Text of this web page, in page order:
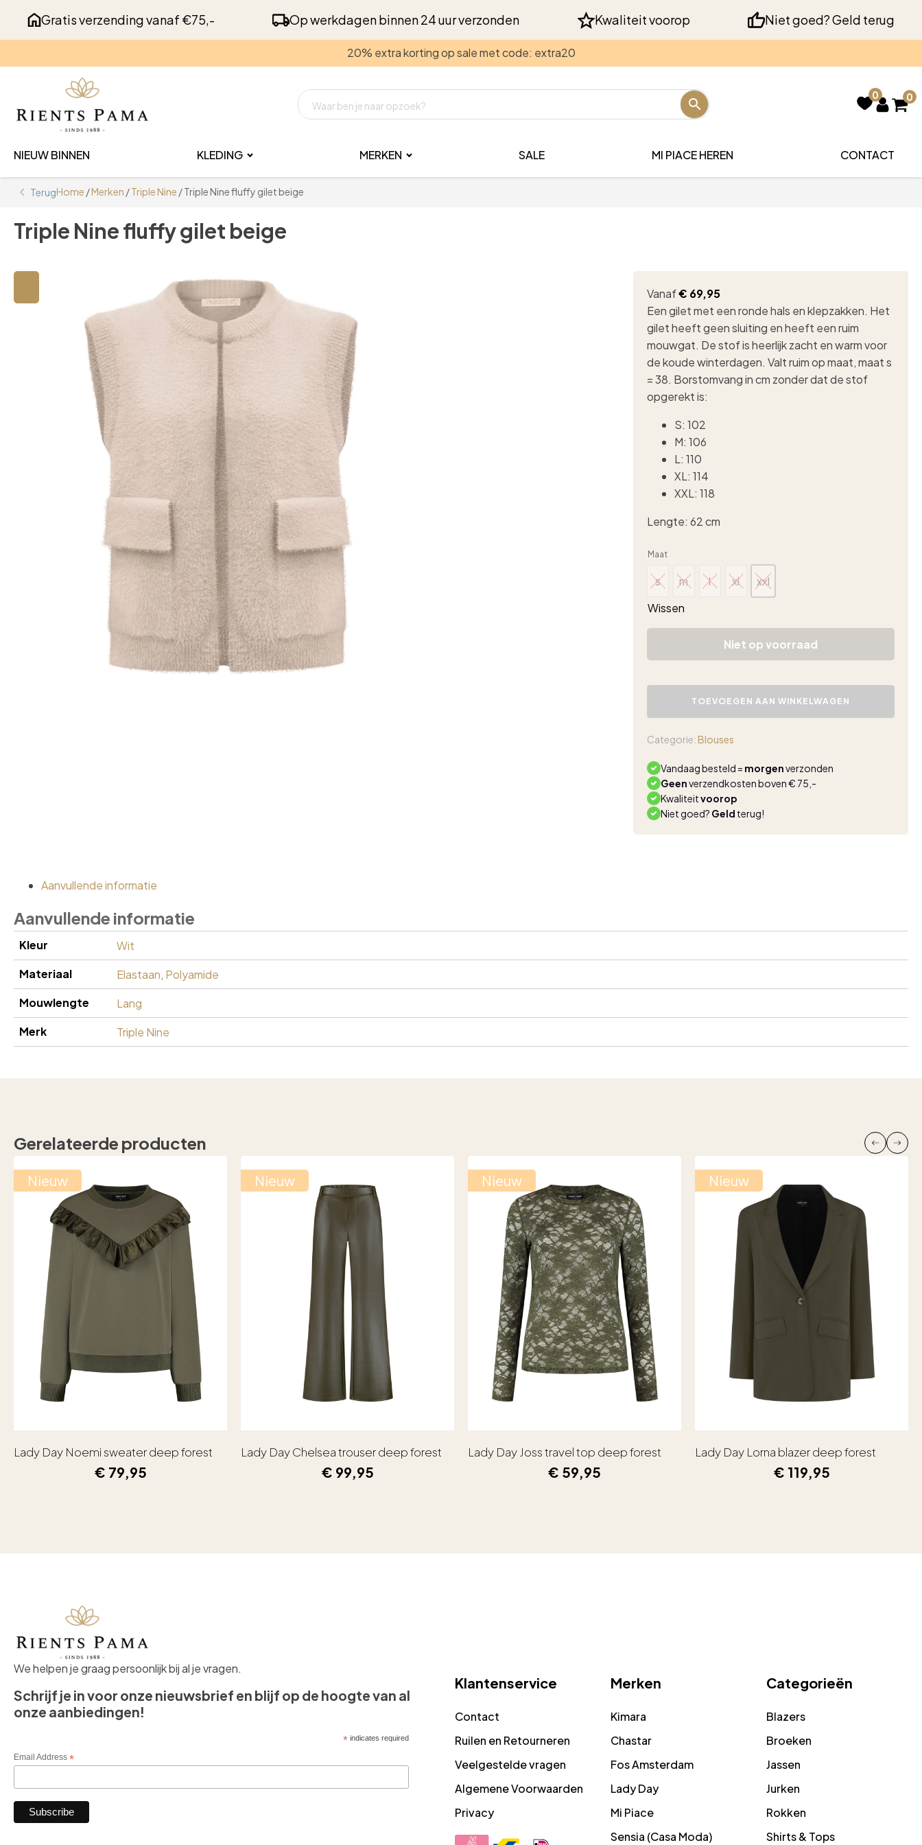
Gratis verzending vanaf €75,- Op werkdagen binnen 24 uur verzonden Kwaliteit voorop Niet goed? Geld terug
20% extra korting op sale met code: extra20
0 0
NIEUW BINNEN KLEDING MERKEN SALE MI PIACE HEREN CONTACT
TerugHome /Merken /Triple Nine / Triple Nine fluffy gilet beige
Triple Nine fluffy gilet beige
Vanaf€ 69,95
Een gilet met een ronde hals en klepzakken. Het
gilet heeft geen sluiting en heeft een ruim
mouwgat. De stof is heerlijk zacht en warm voor
de koude winterdagen. Valt ruim op maat, maat s
= 38. Borstomvang in cm zonder dat de stof
opgerekt is:
S: 102
M: 106
L: 110
XL: 114
XXL: 118
Lengte: 62 cm
Maat
s
s
m
m
l
l
xl
xl
xxl
xxl
Wissen
Niet op voorraad
Triple
beige
TOEVOEGEN AAN WINKELWAGEN
Categorie: Blouses
Vandaag besteld = morgenverzonden
Geenverzendkosten boven € 75,-
Kwaliteitvoorop
Niet goed? Geld terug!
Aanvullende informatie
Aanvullende informatie
Kleur
Wit
Materiaal
Elastaan, Polyamide
Mouwlengte
Lang
Merk
Triple Nine
Gerelateerde producten
Nieuw
Lady Day Noemi sweater deep forest
€ 79,95
Nieuw
Lady Day Chelsea trouser deep forest
€ 99,95
Nieuw
Lady Day Joss travel top deep forest
€ 59,95
Nieuw
Lady Day Lorna blazer deep forest
€ 119,95
We helpen je graag persoonlijk bij al je vragen.
Schrijf je in voor onze nieuwsbrief en blijf op de hoogte van al
onze aanbiedingen!
* indicates required
Email Address *
Klantenservice
Contact
Ruilen en Retourneren
Veelgestelde vragen
Algemene Voorwaarden
Privacy
Merken
Kimara
Chastar
Fos Amsterdam
Lady Day
Mi Piace
Sensia (Casa Moda)
Categorieën
Blazers
Broeken
Jassen
Jurken
Rokken
Shirts & Tops